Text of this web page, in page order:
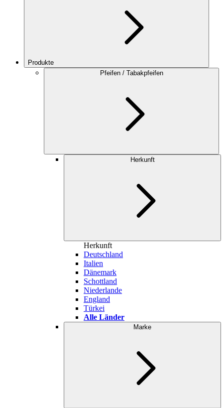
Produkte
Pfeifen / Tabakpfeifen
Herkunft
Herkunft
Deutschland
Italien
Dänemark
Schottland
Niederlande
England
Türkei
Alle Länder
Marke